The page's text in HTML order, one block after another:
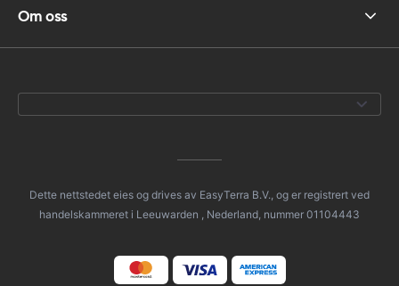
Om oss
Dette nettstedet eies og drives av EasyTerra B.V., og er registrert ved
handelskammeret i Leeuwarden , Nederland, nummer 01104443